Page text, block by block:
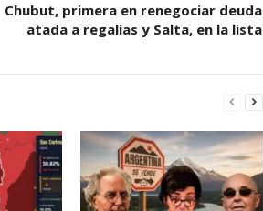
Chubut, primera en renegociar deuda
atada a regalías y Salta, en la lista